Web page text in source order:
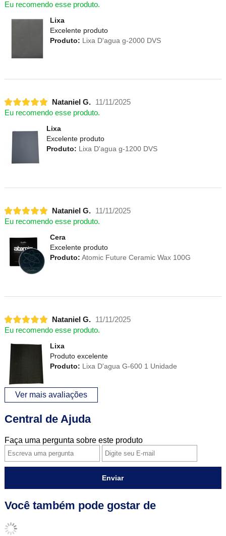
Eu recomendo esse produto.
Lixa
Excelente produto
Produto: Lixa D'agua g-2000 DVS
Nataniel G.
11/11/2025
Eu recomendo esse produto.
Lixa
Excelente produto
Produto: Lixa D'agua g-1200 DVS
Nataniel G.
11/11/2025
Eu recomendo esse produto.
Cera
Excelente produto
Produto: Atomic Future Ceramic Wax 100G
Nataniel G.
11/11/2025
Eu recomendo esse produto.
Lixa
Produto excelente
Produto: Lixa D'agua G-600 1 Unidade
Ver mais avaliações
Central de Ajuda
Faça uma pergunta sobre este produto
Enviar
Você também pode gostar de